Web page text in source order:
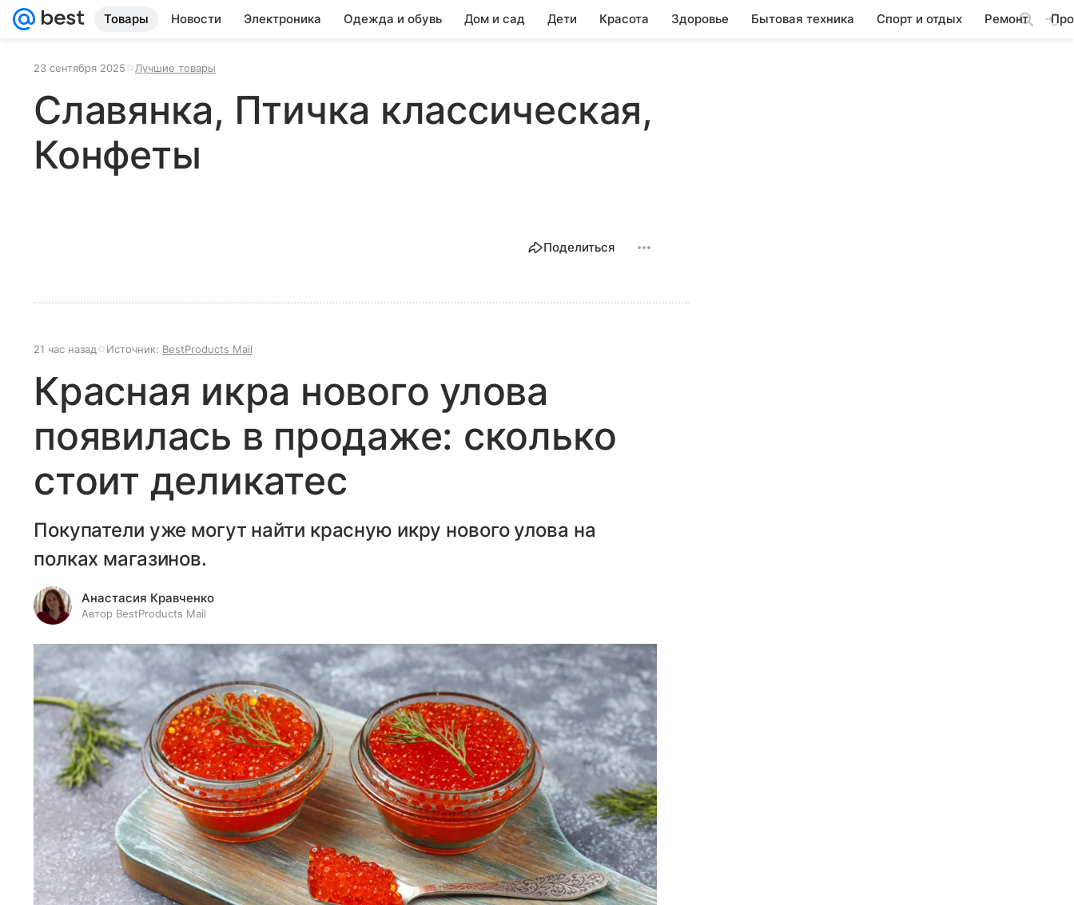
Товары Новости Электроника Одежда и обувь Дом и сад Дети Красота Здоровье Бытовая техника Спорт и отдых Ремонт
23 сентября 2025 Лучшие товары
Славянка, Птичка классическая,
Конфеты
Поделиться
21 час назад Источник: BestProducts Mail
Красная икра нового улова
появилась в продаже: сколько
стоит деликатес
Покупатели уже могут найти красную икру нового улова на
полках магазинов.
Анастасия Кравченко
Автор BestProducts Mail